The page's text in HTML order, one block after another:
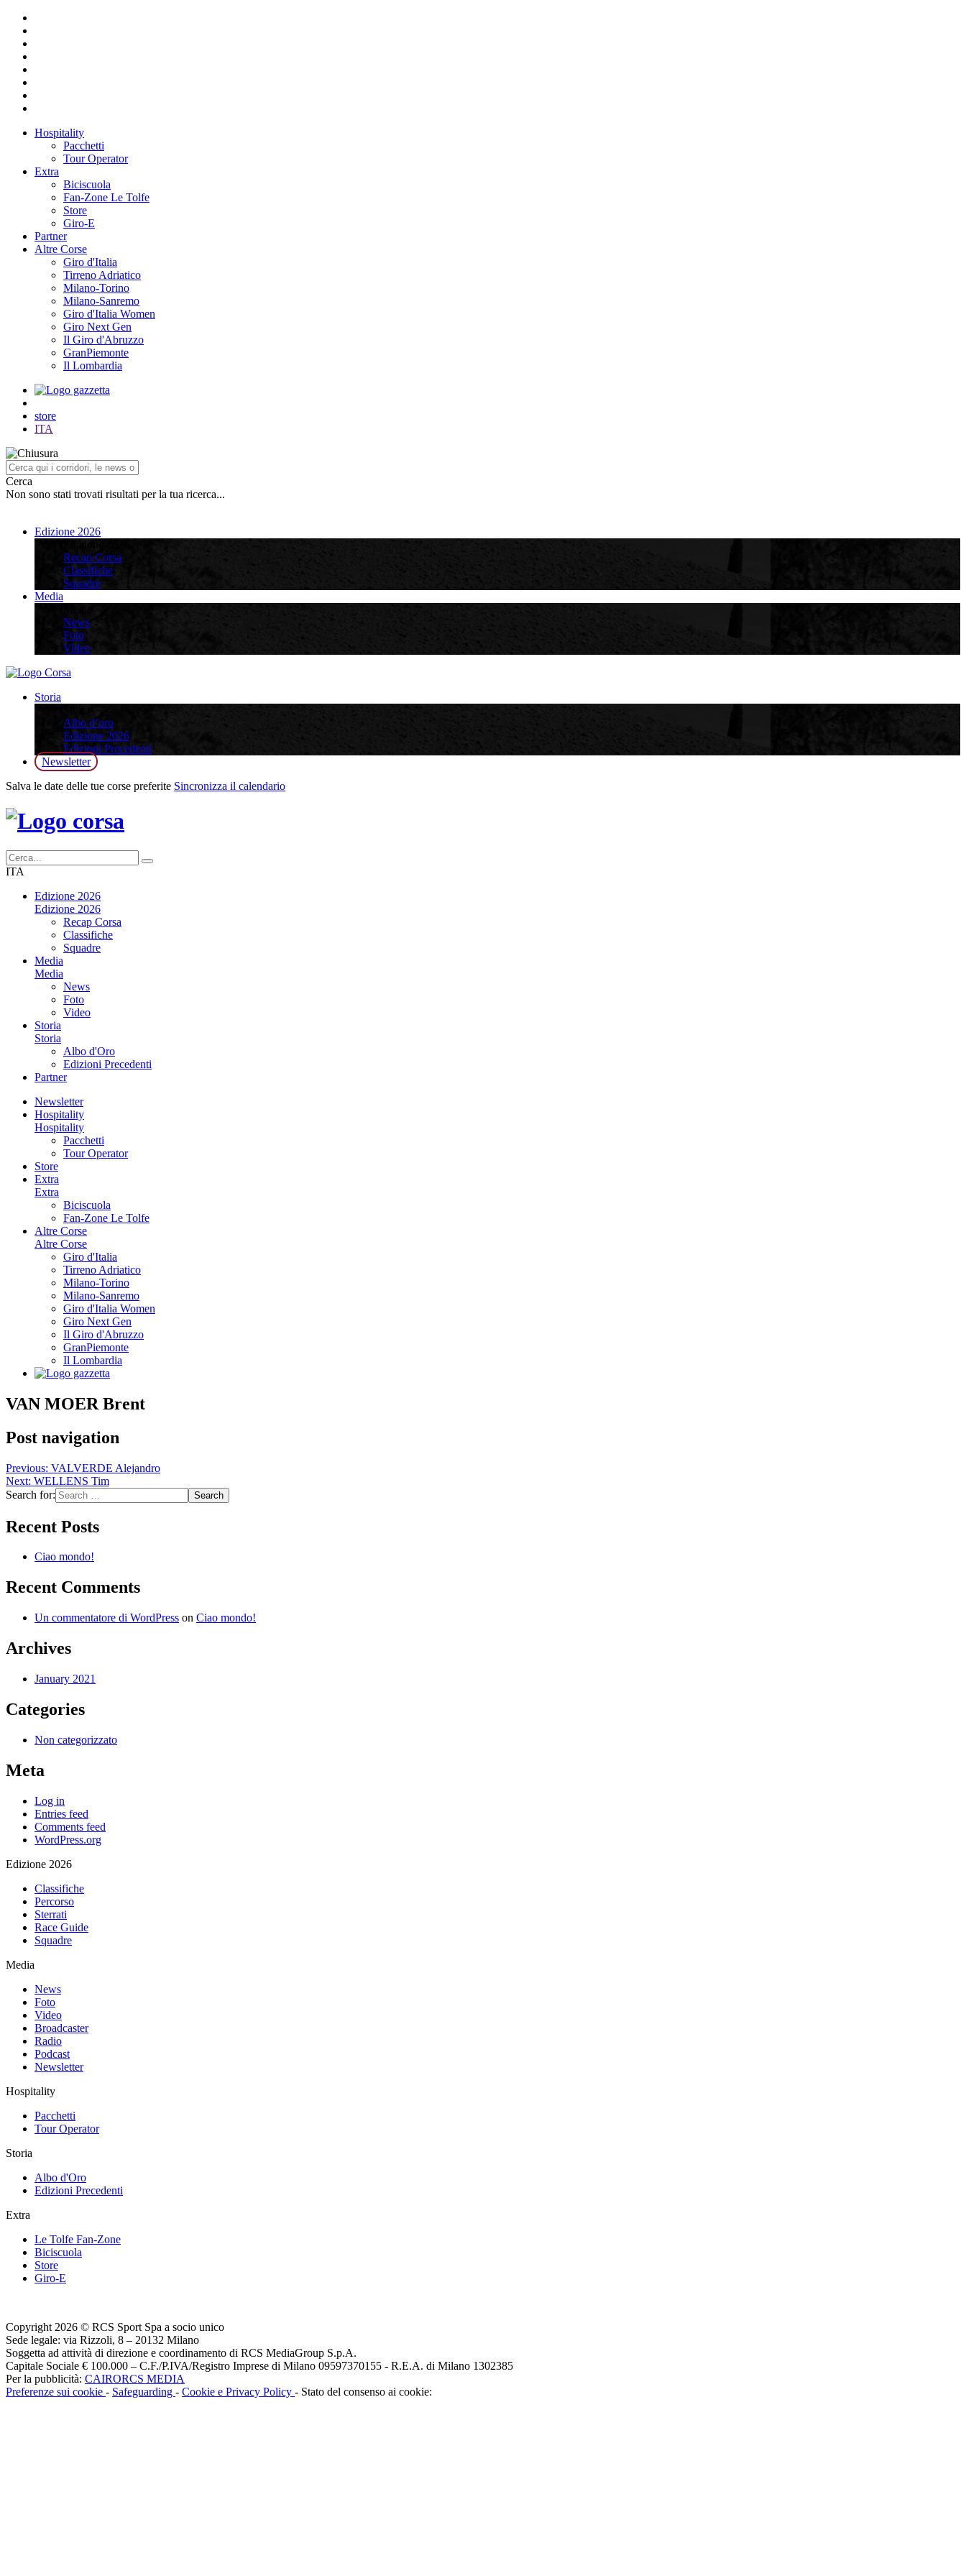
Hospitality
Pacchetti
Tour Operator
Extra
Biciscuola
Fan-Zone Le Tolfe
Store
Giro-E
Partner
Altre Corse
Giro d'Italia
Tirreno Adriatico
Milano-Torino
Milano-Sanremo
Giro d'Italia Women
Giro Next Gen
Il Giro d'Abruzzo
GranPiemonte
Il Lombardia
store
ITA
Cerca
Non sono stati trovati risultati per la tua ricerca...
Edizione 2026
Recap Corsa
Classifiche
Squadre
Media
News
Foto
Video
Storia
Albo d’oro
Edizione 2026
Edizioni Precedenti
Newsletter
Salva le date delle tue corse preferite Sincronizza il calendario
ITA
Edizione 2026
Edizione 2026
Recap Corsa
Classifiche
Squadre
Media
Media
News
Foto
Video
Storia
Storia
Albo d'Oro
Edizioni Precedenti
Partner
Newsletter
Hospitality
Hospitality
Pacchetti
Tour Operator
Store
Extra
Extra
Biciscuola
Fan-Zone Le Tolfe
Altre Corse
Altre Corse
Giro d'Italia
Tirreno Adriatico
Milano-Torino
Milano-Sanremo
Giro d'Italia Women
Giro Next Gen
Il Giro d'Abruzzo
GranPiemonte
Il Lombardia
VAN MOER Brent
Post navigation
Previous: VALVERDE Alejandro
Next: WELLENS Tim
Search for:
Recent Posts
Ciao mondo!
Recent Comments
Un commentatore di WordPress on Ciao mondo!
Archives
January 2021
Categories
Non categorizzato
Meta
Log in
Entries feed
Comments feed
WordPress.org
Edizione 2026
Classifiche
Percorso
Sterrati
Race Guide
Squadre
Media
News
Foto
Video
Broadcaster
Radio
Podcast
Newsletter
Hospitality
Pacchetti
Tour Operator
Storia
Albo d'Oro
Edizioni Precedenti
Extra
Le Tolfe Fan-Zone
Biciscuola
Store
Giro-E
Copyright 2026 © RCS Sport Spa a socio unico
Sede legale: via Rizzoli, 8 – 20132 Milano
Soggetta ad attività di direzione e coordinamento di RCS MediaGroup S.p.A.
Capitale Sociale € 100.000 – C.F./P.IVA/Registro Imprese di Milano 09597370155 - R.E.A. di Milano 1302385
Per la pubblicità: CAIRORCS MEDIA
Preferenze sui cookie - Safeguarding - Cookie e Privacy Policy - Stato del consenso ai cookie: